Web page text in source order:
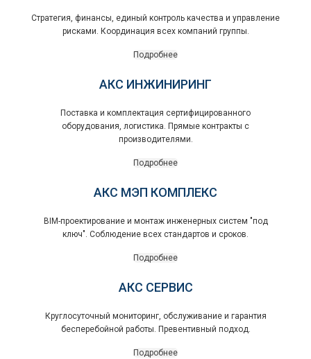
Стратегия, финансы, единый контроль качества и управление
рисками. Координация всех компаний группы.
Подробнее
АКС ИНЖИНИРИНГ
Поставка и комплектация сертифицированного
оборудования, логистика. Прямые контракты с
производителями.
Подробнее
АКС МЭП КОМПЛЕКС
BIM-проектирование и монтаж инженерных систем "под
ключ". Соблюдение всех стандартов и сроков.
Подробнее
АКС СЕРВИС
Круглосуточный мониторинг, обслуживание и гарантия
бесперебойной работы. Превентивный подход.
Подробнее